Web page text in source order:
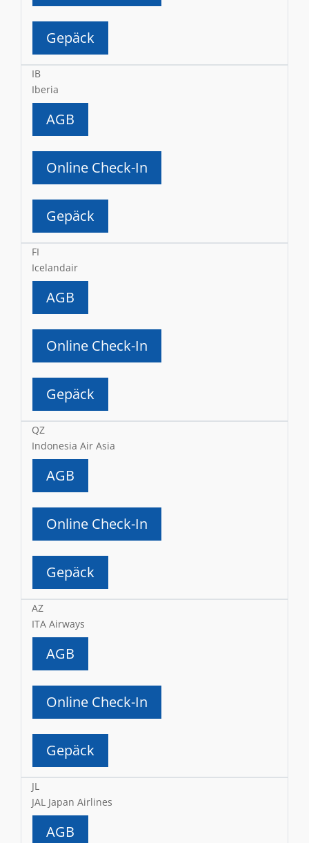
Gepäck
IB
Iberia
AGB
Online Check-In
Gepäck
FI
Icelandair
AGB
Online Check-In
Gepäck
QZ
Indonesia Air Asia
AGB
Online Check-In
Gepäck
AZ
ITA Airways
AGB
Online Check-In
Gepäck
JL
JAL Japan Airlines
AGB